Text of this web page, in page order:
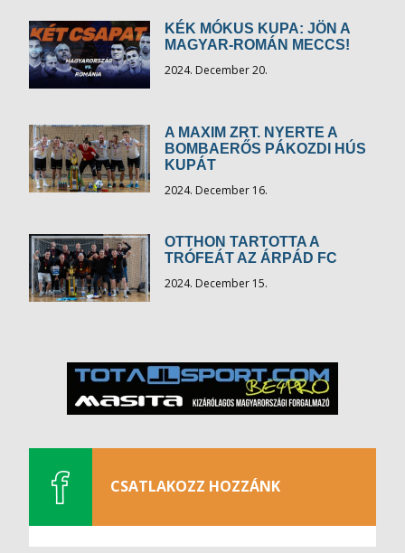
KÉK MÓKUS KUPA: JÖN A
MAGYAR-ROMÁN MECCS!
2024. December 20.
A MAXIM ZRT. NYERTE A
BOMBAERŐS PÁKOZDI HÚS
KUPÁT
2024. December 16.
OTTHON TARTOTTA A
TRÓFEÁT AZ ÁRPÁD FC
2024. December 15.
CSATLAKOZZ HOZZÁNK